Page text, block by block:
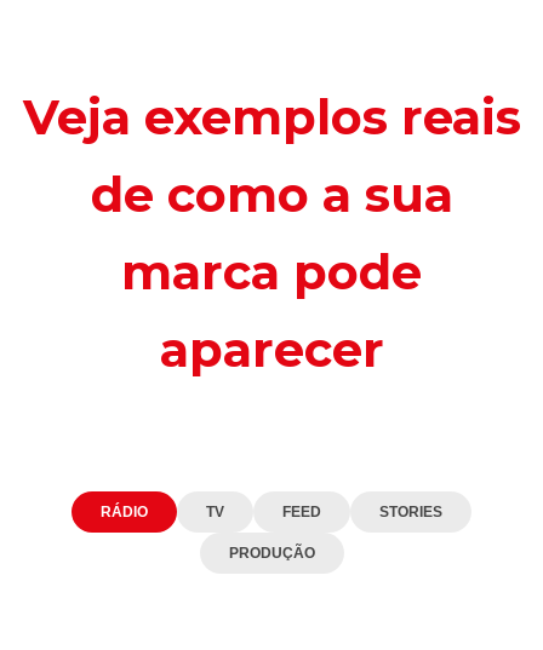
Veja exemplos reais
de como a sua
marca pode
aparecer
RÁDIO TV FEED STORIES
PRODUÇÃO